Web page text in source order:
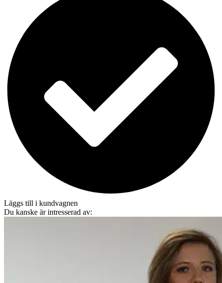
Läggs till i kundvagnen
Du kanske är intresserad av: